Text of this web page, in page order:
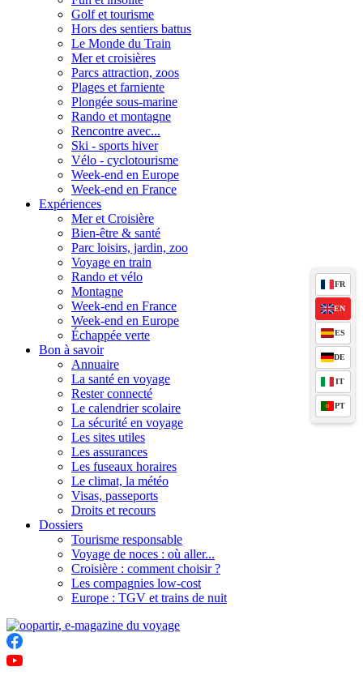
Golf et tourisme
Hors des sentiers battus
Le Monde du Train
Mer et croisières
Parcs attraction, zoos
Plages et farniente
Plongée sous-marine
Rando et montagne
Rencontre avec...
Ski - sports hiver
Vélo - cyclotourisme
Week-end en Europe
Week-end en France
Expériences
Mer et Croisière
Bien-être & santé
Parc loisirs, jardin, zoo
Voyage en train
Rando et vélo
Montagne
Week-end en France
Week-end en Europe
Échappée verte
Bon à savoir
Annuaire
La santé en voyage
Rester connecté
Le calendrier scolaire
La sécurité en voyage
Les sites utiles
Les assurances
Les fuseaux horaires
Le climat, la météo
Visas, passeports
Droits et recours
Dossiers
Tourisme responsable
Voyage de noces : où aller...
Croisière : comment choisir ?
Les compagnies low-cost
Europe : TGV et trains de nuit
FR
EN
ES
DE
IT
PT